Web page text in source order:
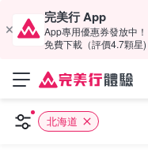
完美行 App
App專用優惠券發放中！
免費下載（評價4.7顆星)
北海道